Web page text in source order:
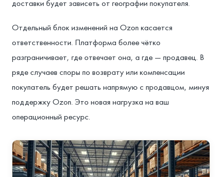
доставки будет зависеть от географии покупателя.
Отдельный блок изменений на Ozon касается
ответственности. Платформа более чётко
разграничивает, где отвечает она, а где — продавец. В
ряде случаев споры по возврату или компенсации
покупатель будет решать напрямую с продавцом, минуя
поддержку Ozon. Это новая нагрузка на ваш
операционный ресурс.